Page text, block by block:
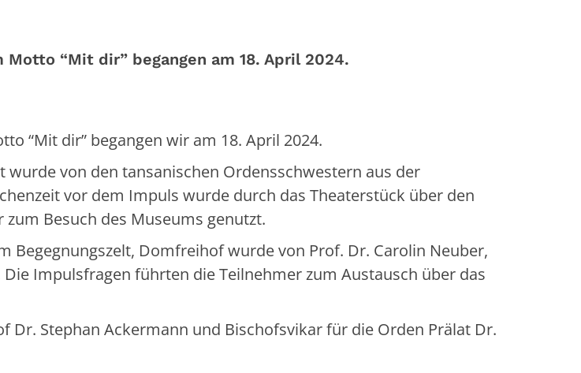
“Mit dir” begangen am 18. April 2024.
“Mit dir” begangen wir am 18. April 2024.
von den tansanischen Ordensschwestern aus der
vor dem Impuls wurde durch das Theaterstück über den
Besuch des Museums genutzt.
Begegnungszelt, Domfreihof wurde von Prof. Dr. Carolin Neuber,
Impulsfragen führten die Teilnehmer zum Austausch über das
Stephan Ackermann und Bischofsvikar für die Orden Prälat Dr.